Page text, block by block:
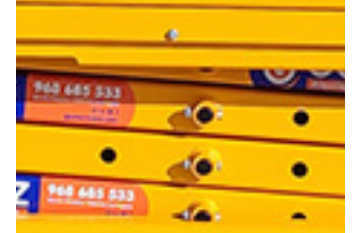
Ver ficha técnica
COMPARADOR
¿Tienes dudas a la hora de elegir la máquina que
necesitas?
Compara esta y otras máquinas desde el siguiente botón o ponte
en contacto con nosotros para un asesoramiento más personal.
Comparar